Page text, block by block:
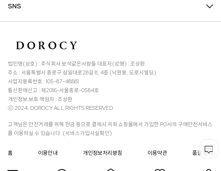
SNS
법인명(상호) : 주식회사 보석같은사람들 대표자(성명) : 조상환
주소 : 서울특별시 종로구 삼일대로28길 8, 4층 (낙원동, 도로시빌딩)
사업자등록번호 : 105-87-48881
통신판매신고 : 제2016-서울종로-0584호
개인정보 보호 책임자 : 조상환
ⓒ 2024. DOROCY ALL RIGHTS RESERVED.
고객님은 안전거래를 위해 현금 등으로 결제시 저희 쇼핑몰에서 가입한 PG사의 구매안전서비스
를 이용하실 수 있습니다. (서비스가입사실확인)
홈 이용안내 개인정보처리방침 이용약관 품질 관리